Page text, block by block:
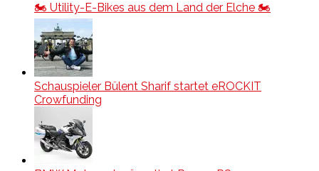
🏍️ Utility-E-Bikes aus dem Land der Elche 🏍️
Schauspieler Bülent Sharif startet eROCKIT
Crowfunding